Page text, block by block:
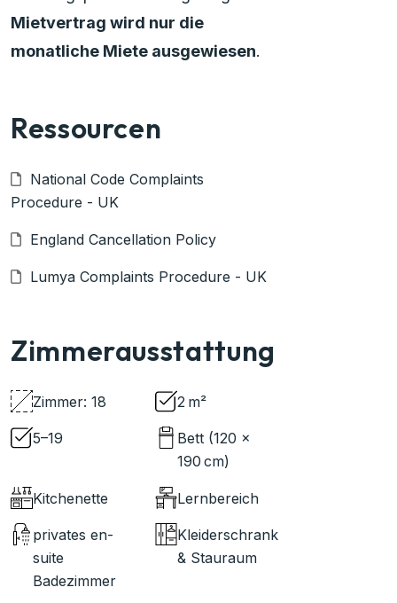
Mietvertrag wird nur die
monatliche Miete ausgewiesen.
Ressourcen
National Code Complaints
Procedure - UK
England Cancellation Policy
Lumya Complaints Procedure - UK
Zimmerausstattung
Zimmer: 18
5–19
2 m²
Bett (120 ×
190 cm)
Kitchenette
privates en-
suite
Badezimmer
Lernbereich
Kleiderschrank
& Stauraum